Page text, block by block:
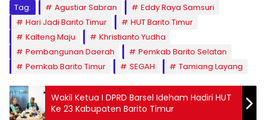
Tag: Agustiar Sabran
Eddy Raya Samsuri
Hari Jadi Barito Timur
HUT Barito Timur
Kalteng Maju
Khristianto Yudha
Pembangunan Daerah
Pemkab Barito Selatan
Pemkab Barito Timur
SEGAH Tamiang Layang
Wakil Ketua I DPRD Barsel Ideham Hadiri HUT
Ke 23 Kabupaten Barito Timur